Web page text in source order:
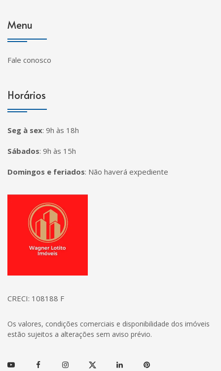
Menu
Fale conosco
Horários
Seg à sex: 9h às 18h
Sábados: 9h às 15h
Domingos e feriados: Não haverá expediente
Página inicial
CRECI: 108188 F
Os valores, condições comerciais e disponibilidade dos imóveis
estão sujeitos a alterações sem aviso prévio.
Youtube FacebookInstagramTwitter Linkedin Pinterest